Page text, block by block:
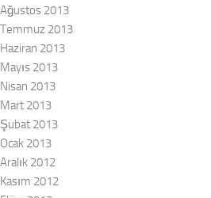
Ağustos 2013
Temmuz 2013
Haziran 2013
Mayıs 2013
Nisan 2013
Mart 2013
Şubat 2013
Ocak 2013
Aralık 2012
Kasım 2012